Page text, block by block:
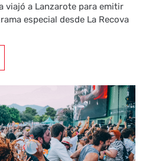
viajó a Lanzarote para emitir
especial desde La Recova